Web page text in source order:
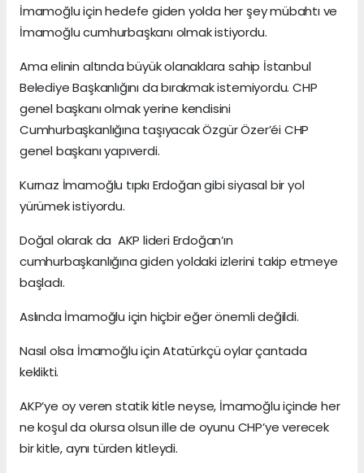
İmamoğlu için hedefe giden yolda her şey mübahtı ve
İmamoğlu cumhurbaşkanı olmak istiyordu.
Ama elinin altında büyük olanaklara sahip İstanbul
Belediye Başkanlığını da bırakmak istemiyordu. CHP
genel başkanı olmak yerine kendisini
Cumhurbaşkanlığına taşıyacak Özgür Özer’éi CHP
genel başkanı yapıverdi.
Kurnaz İmamoğlu tıpkı Erdoğan gibi siyasal bir yol
yürümek istiyordu.
Doğal olarak da AKP lideri Erdoğan’ın
cumhurbaşkanlığına giden yoldaki izlerini takip etmeye
başladı.
Aslında İmamoğlu için hiçbir eğer önemli değildi.
Nasıl olsa İmamoğlu için Atatürkçü oylar çantada
keklikti.
AKP’ye oy veren statik kitle neyse, İmamoğlu içinde her
ne koşul da olursa olsun ille de oyunu CHP’ye verecek
bir kitle, aynı türden kitleydi.